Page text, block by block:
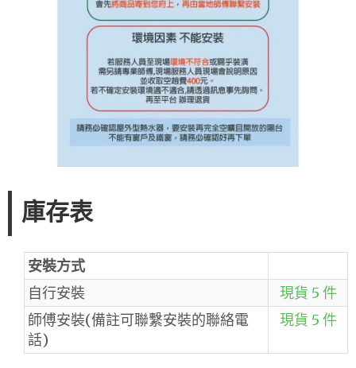
庫存表
安裝方式
自行安裝
現貨 5 件
師傅安裝(備註可聯繫安裝的聯絡電
話)
現貨 5 件